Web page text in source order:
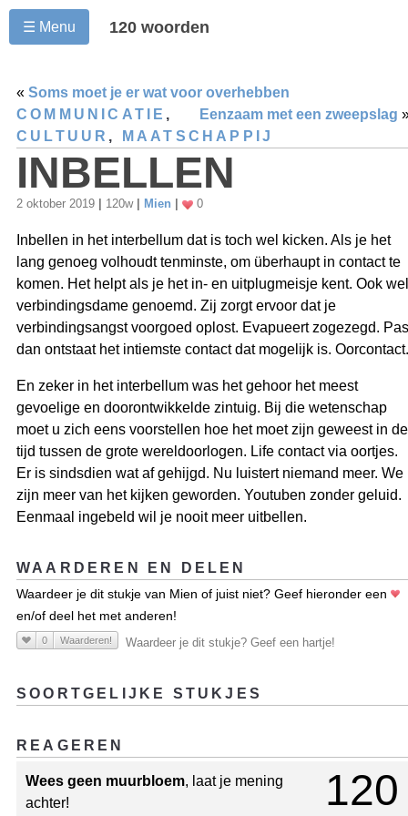
☰ Menu 120 woorden
« Soms moet je er wat voor overhebben
Eenzaam met een zweepslag
COMMUNICATIE ,
CULTUUR , MAATSCHAPPIJ
INBELLEN
2 oktober 2019 120w Mien 0
Inbellen in het interbellum dat is toch wel kicken. Als je het
lang genoeg volhoudt tenminste, om überhaupt in contact te
komen. Het helpt als je het in- en uitplugmeisje kent. Ook wel
verbindingsdame genoemd. Zij zorgt ervoor dat je
verbindingsangst voorgoed oplost. Evapueert zogezegd. Pas
dan ontstaat het intiemste contact dat mogelijk is. Oorcontact.
En zeker in het interbellum was het gehoor het meest
gevoelige en doorontwikkelde zintuig. Bij die wetenschap
moet u zich eens voorstellen hoe het moet zijn geweest in de
tijd tussen de grote wereldoorlogen. Life contact via oortjes.
Er is sindsdien wat af gehijgd. Nu luistert niemand meer. We
zijn meer van het kijken geworden. Youtuben zonder geluid.
Eenmaal ingebeld wil je nooit meer uitbellen.
WAARDEREN EN DELEN
Waardeer je dit stukje van Mien of juist niet? Geef hieronder een
en/of deel het met anderen!
0 Waarderen! Waardeer je dit stukje? Geef een hartje!
SOORTGELIJKE STUKJES
REAGEREN
120
Wees geen muurbloem, laat je mening
achter!